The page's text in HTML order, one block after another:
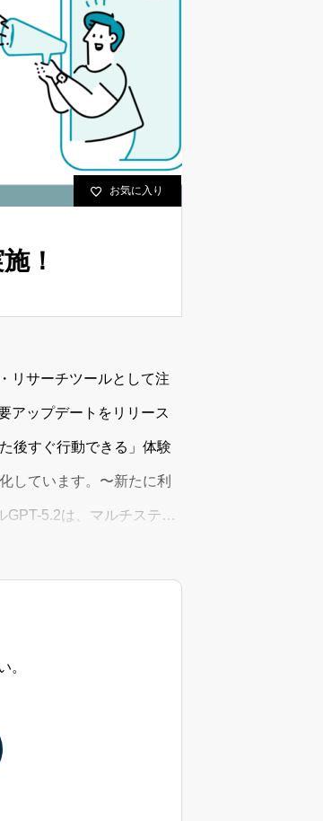
お気に入り
！
リサーチツールとして注
アップデートをリリース
後すぐ行動できる」体験
しています。〜新たに利
GPT-5.2は、マルチステッ
。